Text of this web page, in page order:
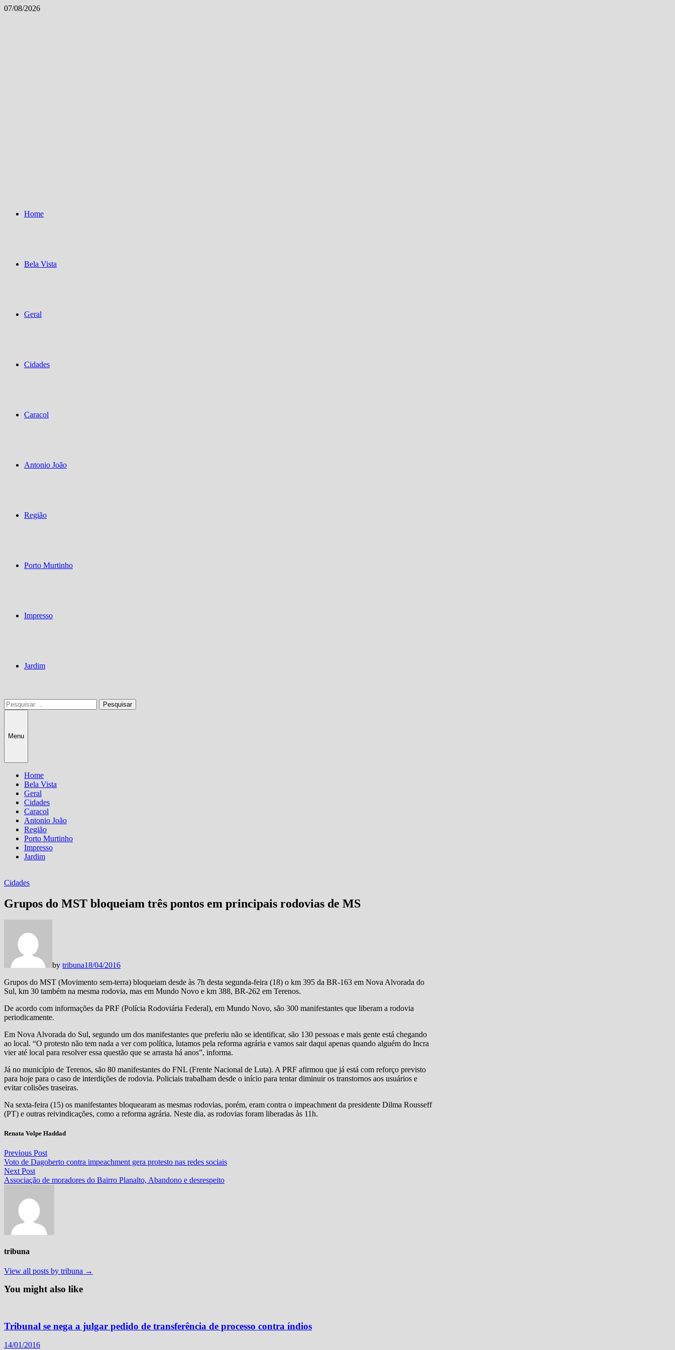
Skip
07/08/2026
Home
Bela Vista
Geral
Cidades
Caracol
Antonio João
Região
Porto Murtinho
Impresso
Jardim
Pesquisar
por:
Menu
Home
Bela Vista
Geral
Cidades
Caracol
Antonio João
Região
Porto Murtinho
Impresso
Jardim
Cidades
Grupos do MST bloqueiam três pontos em principais rodovias de MS
by tribuna18/04/2016
Grupos do MST (Movimento sem-terra) bloqueiam desde às 7h desta segunda-feira (18) o km 395 da BR-163 em Nova Alvorada do
Sul, km 30 também na mesma rodovia, mas em Mundo Novo e km 388, BR-262 em Terenos.
De acordo com informações da PRF (Polícia Rodoviária Federal), em Mundo Novo, são 300 manifestantes que liberam a rodovia
periodicamente.
Em Nova Alvorada do Sul, segundo um dos manifestantes que preferiu não se identificar, são 130 pessoas e mais gente está chegando
ao local. “O protesto não tem nada a ver com política, lutamos pela reforma agrária e vamos sair daqui apenas quando alguém do Incra
vier até local para resolver essa questão que se arrasta há anos”, informa.
Já no município de Terenos, são 80 manifestantes do FNL (Frente Nacional de Luta). A PRF afirmou que já está com reforço previsto
para hoje para o caso de interdições de rodovia. Policiais trabalham desde o início para tentar diminuir os transtornos aos usuários e
evitar colisões traseiras.
Na sexta-feira (15) os manifestantes bloquearam as mesmas rodovias, porém, eram contra o impeachment da presidente Dilma Rousseff
(PT) e outras reivindicações, como a reforma agrária. Neste dia, as rodovias foram liberadas às 11h.
Renata Volpe Haddad
Navegação
de
Post
Previous PostPrevious
post:
Voto de Dagoberto contra impeachment gera protesto nas redes sociais
Next PostNext
post:
Associação de moradores do Bairro Planalto, Abandono e desrespeito
tribuna
View all posts by tribuna →
You might also like
Tribunal se nega a julgar pedido de transferência de processo contra índios
14/01/2016